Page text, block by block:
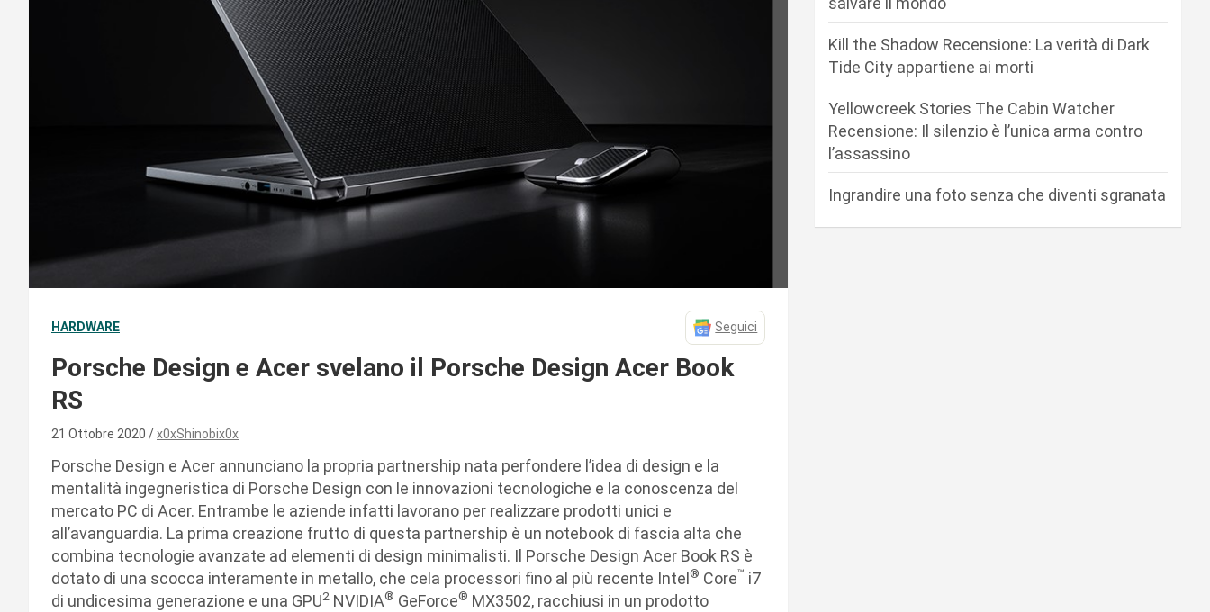
HARDWARE Seguici
Porsche Design e Acer svelano il Porsche Design Acer Book
RS
21 Ottobre 2020 x0xShinobix0x
Porsche Design e Acer annunciano la propria partnership nata perfondere l’idea di design e la
mentalità ingegneristica di Porsche Design con le innovazioni tecnologiche e la conoscenza del
mercato PC di Acer. Entrambe le aziende infatti lavorano per realizzare prodotti unici e
all’avanguardia. La prima creazione frutto di questa partnership è un notebook di fascia alta che
combina tecnologie avanzate ad elementi di design minimalisti. Il Porsche Design Acer Book RS è
dotato di una scocca interamente in metallo, che cela processori fino al più recente Intel ® Core™ i7
di undicesima generazione e una GPU2 NVIDIA® GeForce® MX3502, racchiusi in un prodotto
Kill the Shadow Recensione: La verità di Dark
Tide City appartiene ai morti
Yellowcreek Stories The Cabin Watcher
Recensione: Il silenzio è l’unica arma contro
l’assassino
Ingrandire una foto senza che diventi sgranata